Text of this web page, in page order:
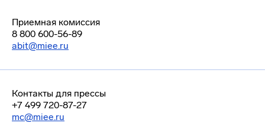
Приемная комиссия
8 800 600-56-89
abit@miee.ru
Контакты для прессы
+7 499 720-87-27
mc@miee.ru